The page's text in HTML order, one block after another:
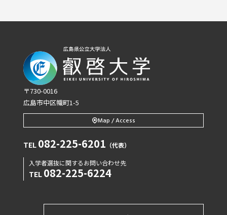
〒730-0016
広島市中区幟町1-5
Map / Access
TEL 082-225-6201 （代表）
入学者選抜に関するお問い合わせ先
TEL 082-225-6224